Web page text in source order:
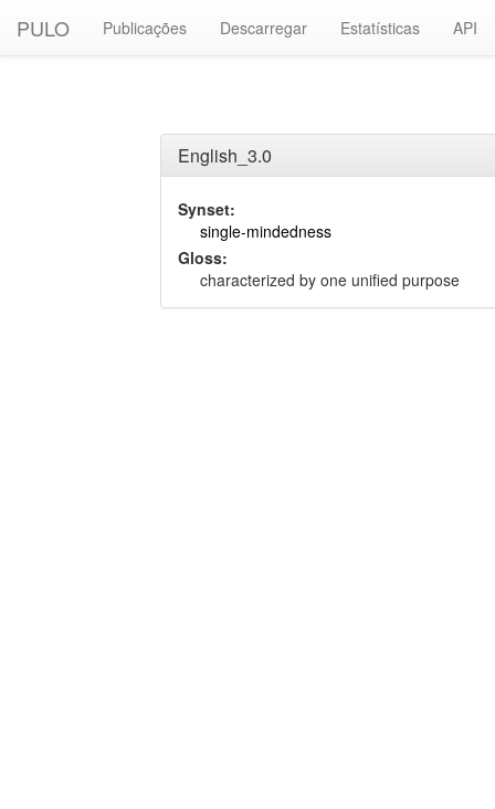
PULO Publicações Descarregar Estatísticas API
English_3.0
Synset:
single-mindedness
Gloss:
characterized by one unified purpose